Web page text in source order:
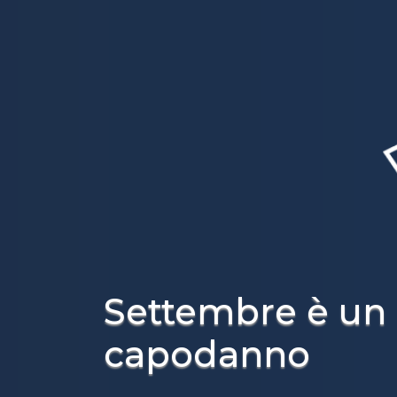
Settembre è un
capodanno